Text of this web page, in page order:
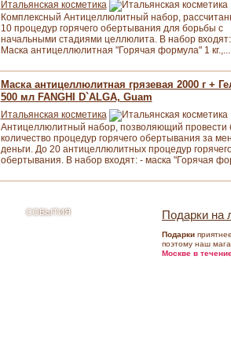
Итальянская косметика
Комплексный Антицеллюлитный набор,
10 процедур горячего обертывания для борьбы с
начальными стадиями целлюлита. В набор
Маска антицеллюлитная "Горячая формула" 1 кг.,...
Маска антицеллюлитная грязевая 2000 г +
500 мл FANGHI D`ALGA, Guam
Итальянская косметика
Антицеллюлитный набор, позволяющий провести
количество процедур горячего обертывания за
деньги. До 20 антицеллюлитных процедур
обертывания. В набор входят: - маска "Горячая
СОБЫТИЯ Подарки на
Подарки
поэтому наш
Москве в